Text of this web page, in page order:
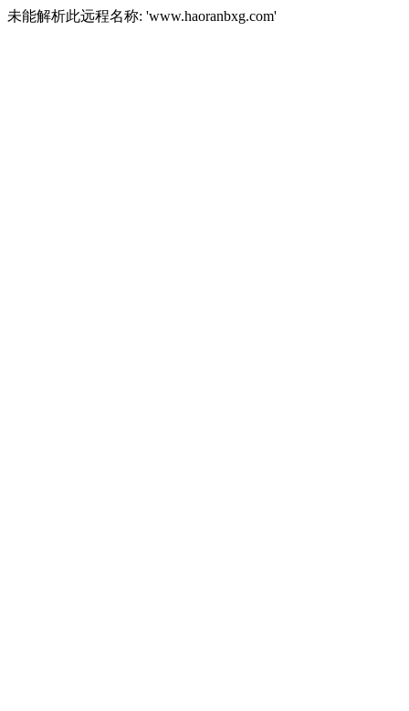
未能解析此远程名称: 'www.haoranbxg.com'